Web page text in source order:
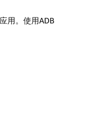
用。使用ADB